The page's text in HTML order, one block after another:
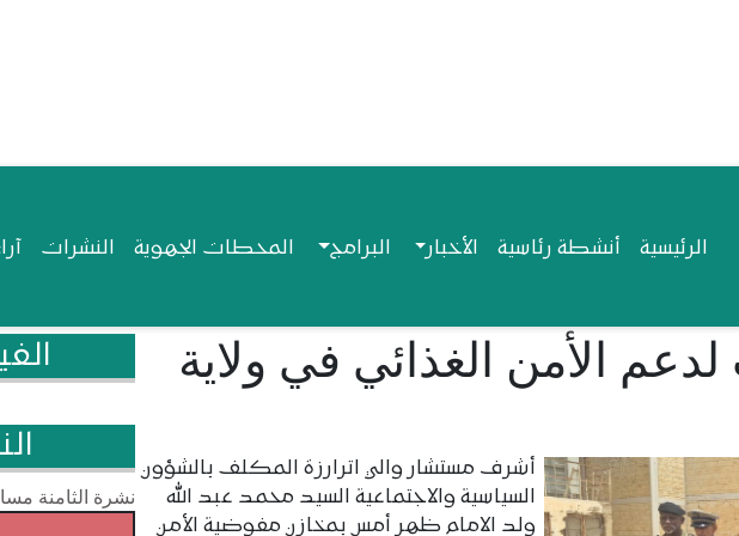
Navigationالرئيسية أنشطة رئاسية الأخبار البرامج المحطات الجهوية النشرات
الأمن الغذائي في ولاية
أشرف مستشار والي اترارزة المكلف بالشؤون
السياسية والاجتماعية السيد محمد عبد الله
ولد الامام ظهر أمس بمخازن مفوضية الأمن
نشرة الثامنة مساء | 22